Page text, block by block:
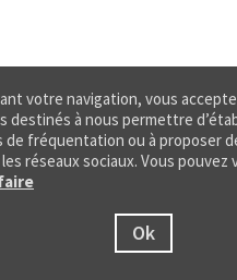
votre navigation, vous
destinés à nous permettre
fréquentation ou à proposer
réseaux sociaux. Vous pouvez
Ok